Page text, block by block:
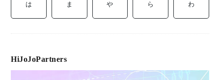
げる
サー
み
覧
語
典
は ま や ら わ
HiJoJoPartners